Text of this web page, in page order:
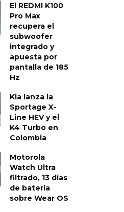
El REDMI K100
Pro Max
recupera el
subwoofer
integrado y
apuesta por
pantalla de 185
Hz
Kia lanza la
Sportage X-
Line HEV y el
K4 Turbo en
Colombia
Motorola
Watch Ultra
filtrado, 13 días
de batería
sobre Wear OS